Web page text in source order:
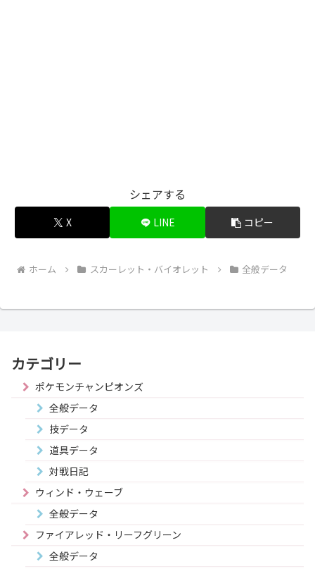
シェアする
X LINE コピー
ホーム スカーレット・バイオレット 全般データ
カテゴリー
ポケモンチャンピオンズ
全般データ
技データ
道具データ
対戦日記
ウィンド・ウェーブ
全般データ
ファイアレッド・リーフグリーン
全般データ